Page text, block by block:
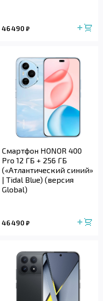
46 490 ₽
Смартфон HONOR 400
Pro 12 ГБ + 256 ГБ
(«Атлантический синий»
| Tidal Blue) (версия
Global)
46 490 ₽